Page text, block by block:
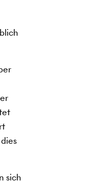
sich